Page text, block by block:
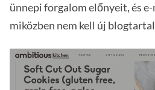
ünnepi forgalom előnyeit, és
miközben nem kell új